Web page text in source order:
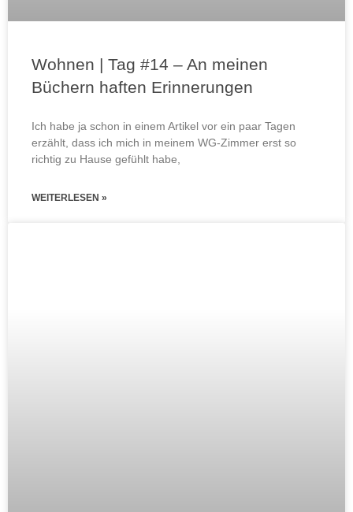
Wohnen | Tag #14 – An meinen
Büchern haften Erinnerungen
Ich habe ja schon in einem Artikel vor ein paar Tagen
erzählt, dass ich mich in meinem WG-Zimmer erst so
richtig zu Hause gefühlt habe,
WEITERLESEN »